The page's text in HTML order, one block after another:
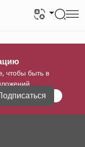
чтобы быть в